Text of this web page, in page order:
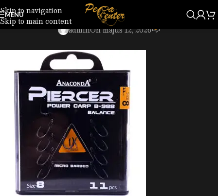
Skip to navigation
Skip to main content
MENU IMG_3904.jpg
adminOn május 12, 2026